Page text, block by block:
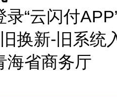
录“云闪付
换新-旧系统
海省商务厅